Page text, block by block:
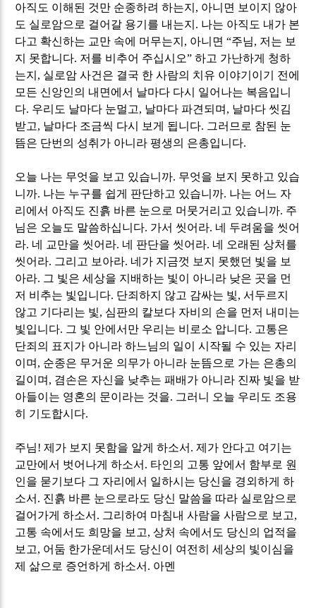
아직도 이해된 것만 순종하려 하는지 , 아니면 보이지 않아
도 실로암으로 걸어갈 용기를 내는지 . 나는 아직도 내가 본
다고 확신하는 교만 속에 머무는지 , 아니면“주님, 저는 보
지 못합니다. 저를 비추어 주십시오”하고 가난하게 청하
는지 , 실로암 사건은 결국 한 사람의 치유 이야기이기 전에
모든 신앙인의 내면에서 날마다 다시 일어나는 복음입니
다. 우리도 날마다 눈멀고, 날마다 파견되며 , 날마다 씻김
받고, 날마다 조금씩 다시 보게 됩니다. 그러므로 참된 눈
뜸은 단번의 성취가 아니라 평생의 은총입니다.
오늘 나는 무엇을 보고 있습니까. 무엇을 보지 못하고 있습
니까. 나는 누구를 쉽게 판단하고 있습니까. 나는 어느 자
리에서 아직도 진흙 바른 눈으로 머뭇거리고 있습니까. 주
님은 오늘도 말씀하십니다. 가서 씻어라. 네 두려움을 씻어
라. 네 교만을 씻어라. 네 판단을 씻어라. 네 오래된 상처를
씻어라. 그리고 보아라. 네가 지금껏 보지 못했던 빛을 보
아라. 그 빛은 세상을 지배하는 빛이 아니라 낮은 곳을 먼
저 비추는 빛입니다. 단죄하지 않고 감싸는 빛,서두르지
않고 기다리는 빛, 심판의 칼보다 자비의 손을 먼저 내미는
빛입니다. 그 빛 안에서만 우리는 비로소 압니다. 고통은
단죄의 표지가 아니라 하느님의 일이 시작될 수 있는 자리
이며 , 순종은 무거운 의무가 아니라 눈뜸으로 가는 은총의
길이며 , 겸손은 자신을 낮추는 패배가 아니라 진짜 빛을 받
아들이는 영혼의 문이라는 것을. 그러니 오늘 우리도 조용
히 기도합시다.
주님!제가 보지 못함을 알게 하소서 .제가 안다고 여기는
교만에서 벗어나게 하소서 . 타인의 고통 앞에서 함부로 원
인을 묻기보다 그 자리에서 일하시는 당신을 경외하게 하
소서 . 진흙 바른 눈으로라도 당신 말씀을 따라 실로암으로
걸어가게 하소서 . 그리하여 마침내 사람을 사람으로 보고,
고통 속에서도 희망을 보고,상처 속에서도 당신의 업적을
보고, 어둠 한가운데서도 당신이 여전히 세상의 빛이심을
제 삶으로 증언하게 하소서 . 아멘